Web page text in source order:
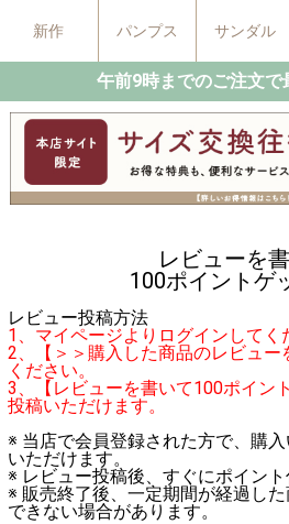
新作 パンプス サンダル
午前9時までのご注文で
レビューを
100ポイントゲ
レビュー投稿方法
1、マイページよりログインしてく
2、【＞＞購入した商品のレビュー
ください。
3、【レビューを書いて100ポイン
投稿いただけます。
※ 当店で会員登録された方で、購
いただけます。
※ レビュー投稿後、すぐにポイント
※ 販売終了後、一定期間が経過し
できない場合があります。